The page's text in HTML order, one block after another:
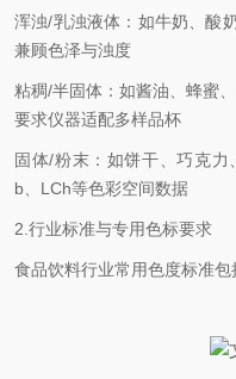
浑浊/乳浊液体：如牛奶、酸
兼顾色泽与浊度
粘稠/半固体：如酱油、蜂蜜
要求仪器适配多样品杯
固体/粉末：如饼干、巧克
b
LCh等色彩空间数据
2. 行业标准与专用色标要求
食品饮料行业常用色度标准包